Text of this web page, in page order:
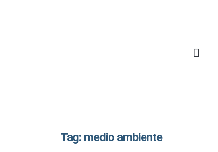
Tag: medio ambiente